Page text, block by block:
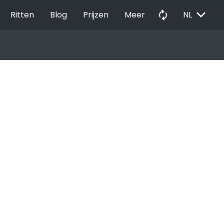
Ritten Blog Prijzen Meer autorenew NL EXPAND_MORE